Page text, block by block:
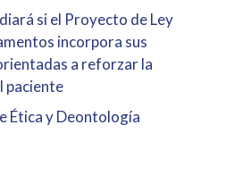
si el Proyecto de Ley
incorpora sus
a reforzar la
paciente
Ética y Deontología